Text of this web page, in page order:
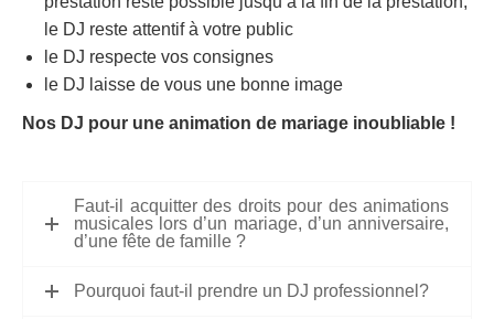
le DJ reste attentif à votre public
le DJ respecte vos consignes
le DJ laisse de vous une bonne image
Nos DJ pour une animation de mariage inoubliable !
Faut-il acquitter des droits pour des animations
musicales lors d’un mariage, d’un anniversaire,
d’une fête de famille ?
Pourquoi faut-il prendre un DJ professionnel?